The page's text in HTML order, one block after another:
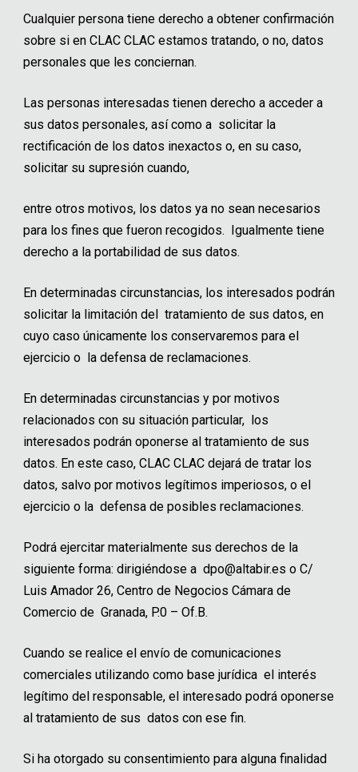
Cualquier persona tiene derecho a obtener confirmación
sobre si en CLAC CLAC estamos tratando, o no, datos
personales que les conciernan.
Las personas interesadas tienen derecho a acceder a
sus datos personales, así como a solicitar la
rectificación de los datos inexactos o, en su caso,
solicitar su supresión cuando,
entre otros motivos, los datos ya no sean necesarios
para los fines que fueron recogidos. Igualmente tiene
derecho a la portabilidad de sus datos.
En determinadas circunstancias, los interesados podrán
solicitar la limitación del tratamiento de sus datos, en
cuyo caso únicamente los conservaremos para el
ejercicio o la defensa de reclamaciones.
En determinadas circunstancias y por motivos
relacionados con su situación particular, los
interesados podrán oponerse al tratamiento de sus
datos. En este caso, CLAC CLAC dejará de tratar los
datos, salvo por motivos legítimos imperiosos, o el
ejercicio o la defensa de posibles reclamaciones.
Podrá ejercitar materialmente sus derechos de la
siguiente forma: dirigiéndose a dpo@altabir.es o C/
Luis Amador 26, Centro de Negocios Cámara de
Comercio de Granada, P.0 – Of.B.
Cuando se realice el envío de comunicaciones
comerciales utilizando como base jurídica el interés
legítimo del responsable, el interesado podrá oponerse
al tratamiento de sus datos con ese fin.
Si ha otorgado su consentimiento para alguna finalidad